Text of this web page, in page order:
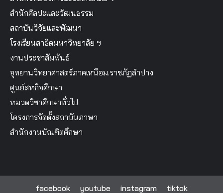
สำนักศิลปะและวัฒนธรรม
สถาบันวิจัยและพัฒนา
โรงเรียนสาธิตมหาวิทยาลัย ฯ
งานประชาสัมพันธ์
อุทยานวิทยาศาสตร์ภาคเหนือม.ราชภัฏลำปาง
ศูนย์สหกิจศึกษา
หมวดวิชาศึกษาทั่วไป
โครงการจัดตั้งสถาบันภาษา
สำนักงานบัณฑิตศึกษา
facebook youtube instagram tiktok